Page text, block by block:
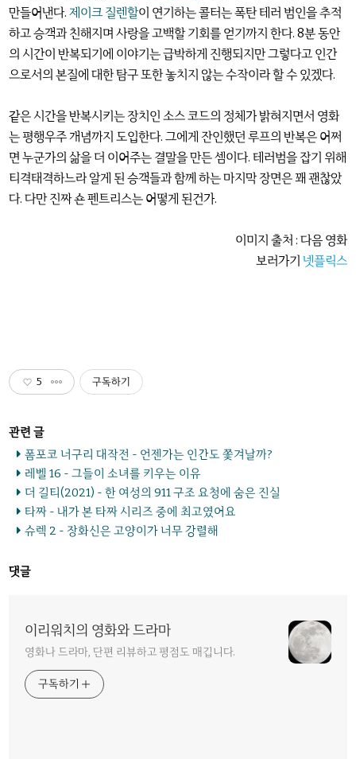
만들어낸다. 제이크 질렌할이 연기하는 콜터는 폭탄 테러 범인을 추적
하고 승객과 친해지며 사랑을 고백할 기회를 얻기까지 한다. 8분 동안
의 시간이 반복되기에 이야기는 급박하게 진행되지만 그렇다고 인간
으로서의 본질에 대한 탐구 또한 놓치지 않는 수작이라 할 수 있겠다.
같은 시간을 반복시키는 장치인 소스 코드의 정체가 밝혀지면서 영화
는 평행우주 개념까지 도입한다. 그에게 잔인했던 루프의 반복은 어쩌
면 누군가의 삶을 더 이어주는 결말을 만든 셈이다. 테러범을 잡기 위해
티격태격하느라 알게 된 승객들과 함께 하는 마지막 장면은 꽤 괜찮았
다. 다만 진짜 숀 펜트리스는 어떻게 된건가.
이미지 출처 : 다음 영화
보러가기 넷플릭스
5 구독하기
폼포코 너구리 대작전 - 언젠가는 인간도 쫓겨날까?
레벨 16 - 그들이 소녀를 키우는 이유
더 길티(2021) - 한 여성의 911 구조 요청에 숨은 진실
타짜 - 내가 본 타짜 시리즈 중에 최고였어요
슈렉 2 - 장화신은 고양이가 너무 강렬해
댓글
이리워치의 영화와 드라마
영화나 드라마, 단편 리뷰하고 평점도 매깁니다.
구독하기